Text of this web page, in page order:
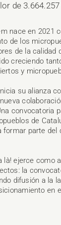
de 3.664.257
nace en 2021
de los
de la calidad
creciendo
y
su alianza
convocatoria
de
formar parte del
là! ejerce como
la
difusión a la
en